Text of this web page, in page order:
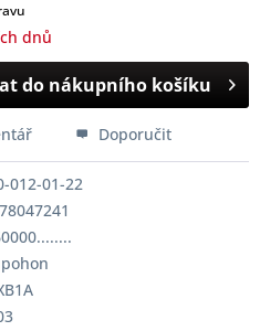
dnů
do nákupního košíku
Doporučit
012-01-22